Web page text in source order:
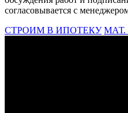
согласовывается с
СТРОИМ В ИПОТЕКУ